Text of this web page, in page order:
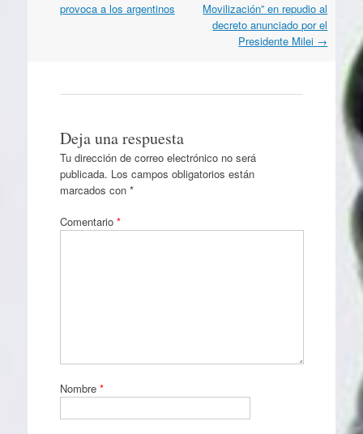
artículos
provoca a los argentinos
Movilización” en repudio al
decreto anunciado por el
Presidente Milei →
Deja una respuesta
Tu dirección de correo electrónico no será
publicada. Los campos obligatorios están
marcados con *
Comentario *
Nombre *